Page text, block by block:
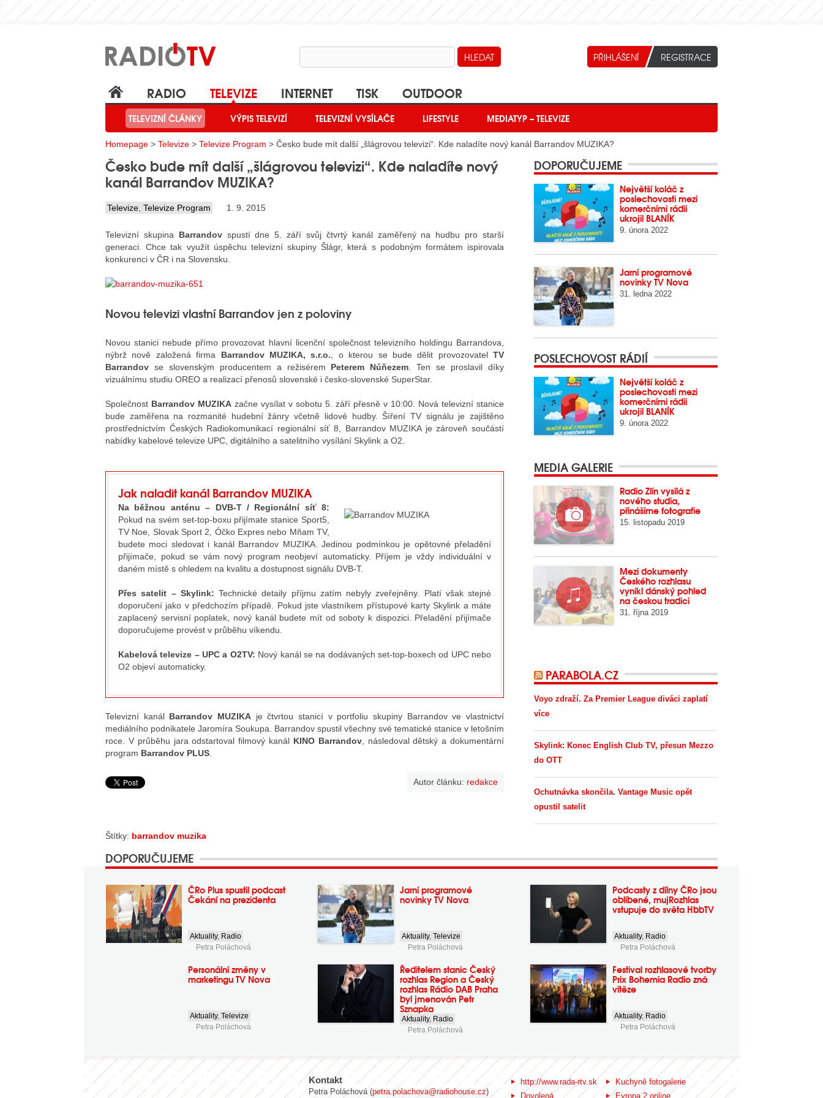
RADIO TELEVIZE
TELEVIZNÍ ČLÁNKY VÝPIS TELEVIZÍ TELEVIZNÍ VYSÍLAČE LIFESTYLE MEDIATYP – TELEVIZE
INTERNET TISK OUTDOOR
Homepage > Televize > Televize Program > Česko bude mít další „šlágrovou televizi“. Kde naladíte nový kanál Barrandov MUZIKA?
Česko bude mít další „šlágrovou televizi“. Kde naladíte nový
kanál Barrandov MUZIKA?
Televize Televize Program 1. 9. 2015
Televizní skupina Barrandovspustí dne 5. září svůj čtvrtý kanál zaměřený na hudbu pro starší
generaci. Chce tak využít úspěchu televizní skupiny Šlágr, která s podobným formátem ispirovala
konkurenci v ČR i na Slovensku.
Novou televizi vlastní Barrandov jen z poloviny
Novou stanici nebude přímo provozovat hlavní licenční společnost televizního holdingu Barrandova,
nýbrž nově založená firma Barrandov MUZIKA, s.r.o. , o kterou se bude dělit provozovatelTV
Barrandov se slovenským producentem a režisérem Peterem Núňezem . Ten se proslavil díky
vizuálnímu studiu OREO a realizací přenosů slovenské i česko-slovenské SuperStar.
Společnost Barrandov MUZIKA začne vysílat v sobotu 5. září přesně v 10:00. Nová televizní stanice
bude zaměřena na rozmanité hudební žánry včetně lidové hudby. Šíření TV signálu je zajištěno
prostřednictvím Českých Radiokomunikací regionální síť 8, Barrandov MUZIKA je zároveň součástí
nabídky kabelové televize UPC, digitálního a satelitního vysílání Skylink a O2.
Jak naladit kanál Barrandov MUZIKA
Na běžnou anténu – DVB-T / Regionální síť 8:
Pokud na svém set-top-boxu přijímate stanice Sport5,
TV Noe, Slovak Sport 2, Óčko Expres nebo Mňam TV,
budete moci sledovat i kanál Barrandov MUZIKA. Jedinou podmínkou je opětovné přeladění
přijímače, pokud se vám nový program neobjeví automaticky. Příjem je vždy individuální v
daném místě s ohledem na kvalitu a dostupnost signálu DVB-T.
Přes satelit – Skylink: Technické detaily příjmu zatím nebyly zveřejněny. Platí však stejné
doporučení jako v předchozím případě. Pokud jste vlastníkem přístupové karty Skylink a máte
zaplacený servisní poplatek, nový kanál budete mít od soboty k dispozici. Přeladění přijímače
doporučujeme provést v průběhu víkendu.
Kabelová televize – UPC a O2TV: Nový kanál se na dodávaných set-top-boxech od UPC nebo
O2 objeví automaticky.
Televizní kanál Barrandov MUZIKA je čtvrtou stanicí v portfoliu skupiny Barrandov ve vlastnictví
mediálního podnikatele Jaromíra Soukupa. Barrandov spustil všechny své tematické stanice v letošním
roce. V průběhu jara odstartoval filmový kanál KINO Barrandov, následoval dětský a dokumentární
program Barrandov PLUS
Autor článku: redakce
Štítky: barrandov muzika
DOPORUČUJEME
Největší koláč z
poslechovosti mezi
komerčními rádii
ukrojil BLANÍK
9. února 2022
Jarní programové
novinky TV Nova
31. ledna 2022
POSLECHOVOST RÁDIÍ
Největší koláč z
poslechovosti mezi
komerčními rádii
ukrojil BLANÍK
9. února 2022
MEDIA GALERIE
Radio Zlín vysílá z
nového studia,
přinášíme fotografie
15. listopadu 2019
Mezi dokumenty
Českého rozhlasu
vynikl dánský pohled
na českou tradici
31. října 2019
PARABOLA.CZ
Voyo zdraží. Za Premier League diváci zaplatí
více
Skylink: Konec English Club TV, přesun Mezzo
do OTT
Ochutnávka skončila. Vantage Music opět
opustil satelit
DOPORUČUJEME
ČRo Plus spustil podcast
Čekání na prezidenta
Aktuality, Radio
Petra Poláchová
Jarní programové
novinky TV Nova
Aktuality,Televize
Petra Poláchová
Podcasty z dílny ČRo jsou
oblíbené, mujRozhlas
vstupuje do světa HbbTV
Aktuality, Radio
Petra Poláchová
Personální změny v
marketingu TV Nova
Aktuality,Televize
Petra Poláchová
Ředitelem stanic Český
rozhlas Region a Český
rozhlas Rádio DAB Praha
byl jmenován Petr
Sznapka
Aktuality, Radio
Petra Poláchová
Festival rozhlasové tvorby
Prix Bohemia Radio zná
vítěze
Aktuality, Radio
Petra Poláchová
Kontakt
Petra Poláchová (petra.polachova@radiohouse.cz)
http://www.rada-rtv.sk
Kuchyně fotogalerie
Dovolená
Evropa 2 online